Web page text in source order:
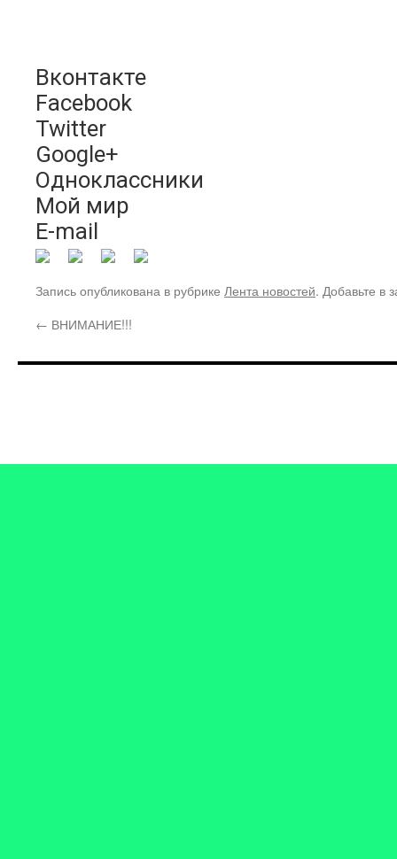
Вконтакте
Facebook
Twitter
Google+
Одноклассники
Мой мир
E-mail
Запись опубликована в рубрике Лента новостей. Добавьте в
← ВНИМАНИЕ!!!